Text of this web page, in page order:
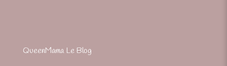
QueenMama Le Blog